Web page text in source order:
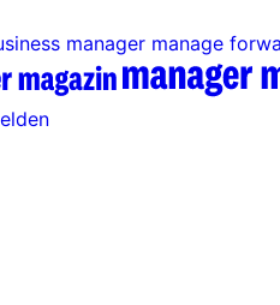
manager manage